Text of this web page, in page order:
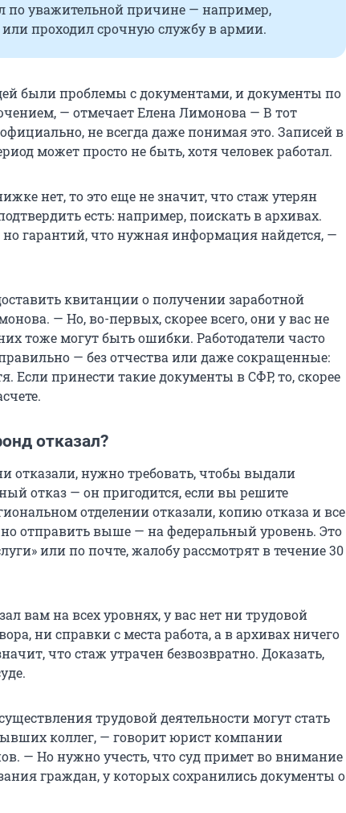
по уважительной причине — например,
проходил срочную службу в армии.
были проблемы с документами, и документы по
— отмечает Елена Лимонова — В тот
не всегда даже понимая это. Записей в
может просто не быть, хотя человек работал.
нет, то это еще не значит, что стаж утерян
есть: например, поискать в архивах.
гарантий, что нужная информация найдется, —
квитанции о получении заработной
— Но, во-первых, скорее всего, они у вас не
тоже могут быть ошибки. Работодатели часто
— без отчества или даже сокращенные:
Если принести такие документы в СФР, то, скорее
отказал?
отказали, нужно требовать, чтобы выдали
отказ — он пригодится, если вы решите
отделении отказали, копию отказа и все
отправить выше — на федеральный уровень. Это
или по почте, жалобу рассмотрят в течение 30
вам на всех уровнях, у вас нет ни трудовой
ни справки с места работа, а в архивах ничего
что стаж утрачен безвозвратно. Доказать,
трудовой деятельности могут стать
коллег, — говорит юрист компании
— Но нужно учесть, что суд примет во внимание
граждан, у которых сохранились документы о